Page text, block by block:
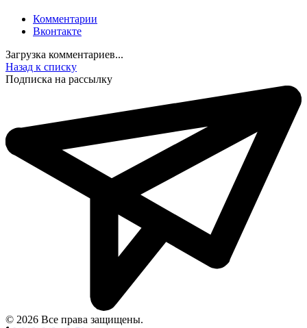
Комментарии
Вконтакте
Загрузка комментариев...
Назад к списку
Подписка на рассылку
© 2026 Все права защищены.